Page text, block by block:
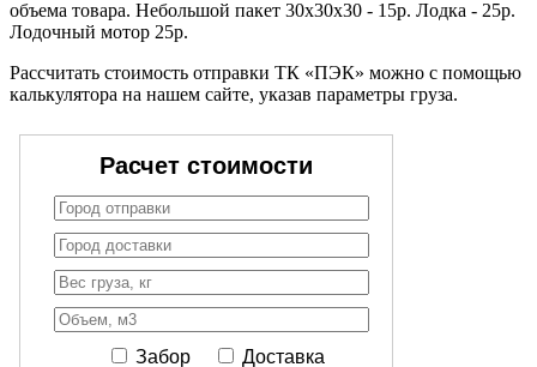
объема товара. Небольшой пакет 30х30х30 - 15р. Лодка - 25р.
Лодочный мотор 25р.
Рассчитать стоимость отправки ТК «ПЭК» можно с помощью
калькулятора на нашем сайте, указав параметры груза.